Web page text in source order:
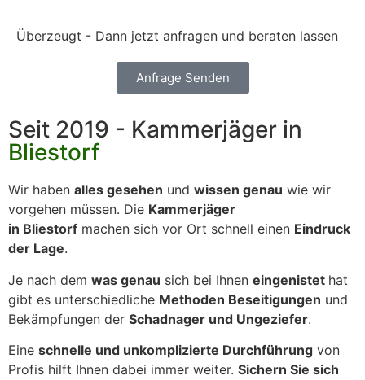
Überzeugt - Dann jetzt anfragen und beraten lassen
Anfrage Senden
Seit 2019 - Kammerjäger in
Bliestorf
Wir haben alles gesehen und wissen genau wie wir
vorgehen müssen. Die Kammerjäger
in Bliestorf machen sich vor Ort schnell einen Eindruck
der Lage.
Je nach dem was genau sich bei Ihnen eingenistet hat
gibt es unterschiedliche Methoden Beseitigungen und
Bekämpfungen der Schadnager und Ungeziefer.
Eine schnelle und unkomplizierte Durchführung von
Profis hilft Ihnen dabei immer weiter. Sichern Sie sich